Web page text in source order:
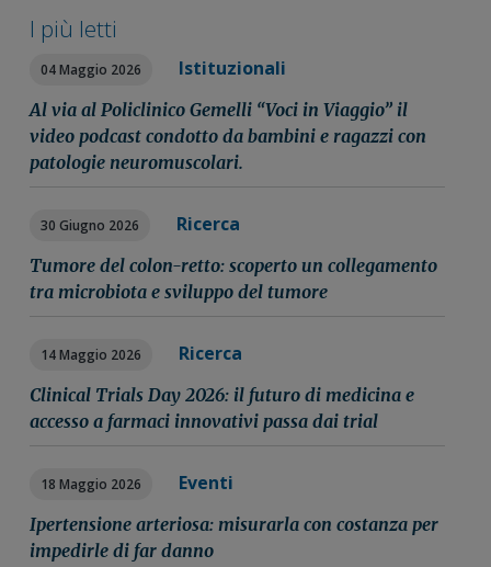
I più letti
04 Maggio 2026 Istituzionali
Al via al Policlinico Gemelli “Voci in Viaggio” il
video podcast condotto da bambini e ragazzi con
patologie neuromuscolari.
30 Giugno 2026 Ricerca
Tumore del colon-retto: scoperto un collegamento
tra microbiota e sviluppo del tumore
14 Maggio 2026 Ricerca
Clinical Trials Day 2026: il futuro di medicina e
accesso a farmaci innovativi passa dai trial
18 Maggio 2026 Eventi
Ipertensione arteriosa: misurarla con costanza per
impedirle di far danno